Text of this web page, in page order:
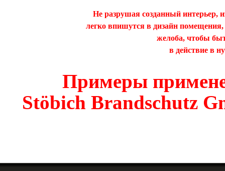
Не разрушая созданный интерьер,
легко впишутся в дизайн
желоба, чтобы
в действие в
Примеры
Stöbich Brandschutz